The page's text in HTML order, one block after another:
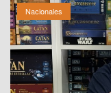
Nacionales